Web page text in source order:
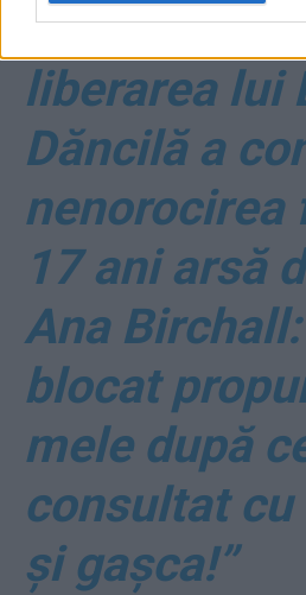
*Pentru a
liberarea lui
Dăncilă a
nenorocirea
17 ani arsă
Ana Birchall:
blocat
mele după
consultat cu
şi gaşca!”